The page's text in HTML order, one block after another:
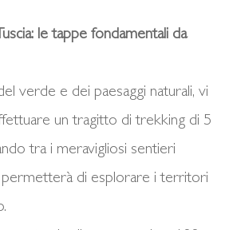
le tappe fondamentali da
verde e dei paesaggi naturali, vi
un tragitto di trekking di 5
tra i meravigliosi sentieri
permetterà di esplorare i territori